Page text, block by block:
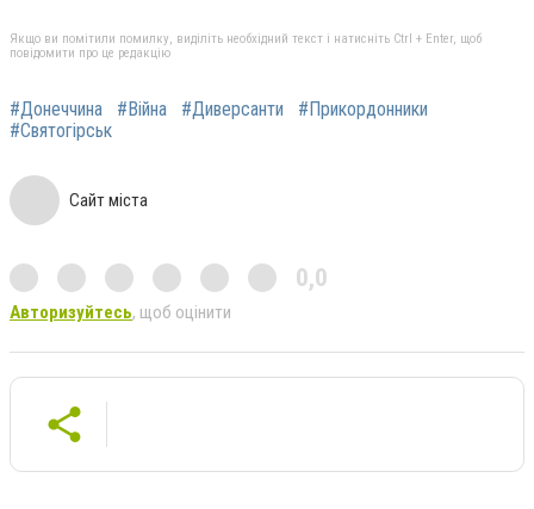
Якщо ви помітили помилку, виділіть необхідний текст і натисніть Ctrl + Enter, щоб
повідомити про це редакцію
#Донеччина #Війна #Диверсанти
#Прикордонники
#Святогірськ
Сайт міста
0,0
Авторизуйтесь, щоб оцінити